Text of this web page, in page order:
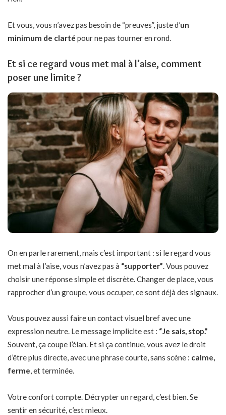
Et vous, vous n’avez pas besoin de “preuves”, juste d’un
minimum de clarté pour ne pas tourner en rond.
Et si ce regard vous met mal à l’aise, comment
poser une limite ?
On en parle rarement, mais c’est important : si le regard vous
met mal à l’aise, vous n’avez pas à “supporter”. Vous pouvez
choisir une réponse simple et discrète. Changer de place, vous
rapprocher d’un groupe, vous occuper, ce sont déjà des signaux.
Vous pouvez aussi faire un contact visuel bref avec une
expression neutre. Le message implicite est : “Je sais, stop.”
Souvent, ça coupe l’élan. Et si ça continue, vous avez le droit
d’être plus directe, avec une phrase courte, sans scène : calme,
ferme, et terminée.
Votre confort compte. Décrypter un regard, c’est bien. Se
sentir en sécurité, c’est mieux.